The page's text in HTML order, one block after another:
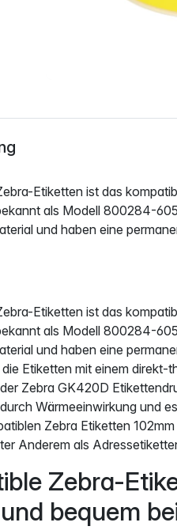
Etiketten ist das
als Modell 800284-
und haben eine
Etiketten ist das
als Modell 800284-
und haben eine
Etiketten mit einem
Zebra GK420D
Wärmeeinwirkung und
Zebra Etiketten
Anderem als
Zebra-
bequem